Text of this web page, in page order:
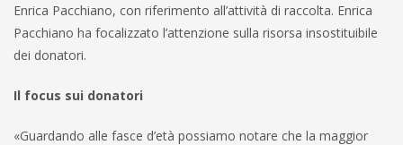
Enrica Pacchiano, con riferimento all’attività di raccolta. Enrica
Pacchiano ha focalizzato l’attenzione sulla risorsa insostituibile
dei donatori.
Il focus sui donatori
«Guardando alle fasce d’età possiamo notare che la maggior